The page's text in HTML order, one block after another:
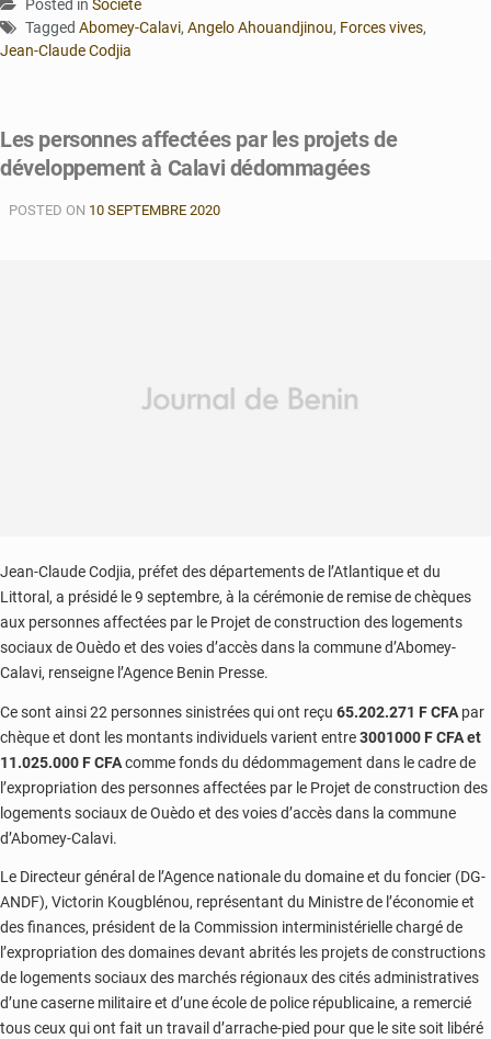
Posted in Société
Tagged Abomey-Calavi, Angelo Ahouandjinou, Forces vives,
Jean-Claude Codjia
Les personnes affectées par les projets de
développement à Calavi dédommagées
POSTED ON 10 SEPTEMBRE 2020
Jean-Claude Codjia, préfet des départements de l’Atlantique et du
Littoral, a présidé le 9 septembre, à la cérémonie de remise de chèques
aux personnes affectées par le Projet de construction des logements
sociaux de Ouèdo et des voies d’accès dans la commune d’Abomey-
Calavi, renseigne l’Agence Benin Presse.
Ce sont ainsi 22 personnes sinistrées qui ont reçu 65.202.271 F CFA par
chèque et dont les montants individuels varient entre3001000 F CFA et
11.025.000 F CFAcomme fonds du dédommagement dans le cadre de
l’expropriation des personnes affectées par le Projet de construction des
logements sociaux de Ouèdo et des voies d’accès dans la commune
d’Abomey-Calavi.
Le Directeur général de l’Agence nationale du domaine et du foncier (DG-
ANDF), Victorin Kougblénou, représentant du Ministre de l’économie et
des finances, président de la Commission interministérielle chargé de
l’expropriation des domaines devant abrités les projets de constructions
de logements sociaux des marchés régionaux des cités administratives
d’une caserne militaire et d’une école de police républicaine, a remercié
tous ceux qui ont fait un travail d’arrache-pied pour que le site soit libéré